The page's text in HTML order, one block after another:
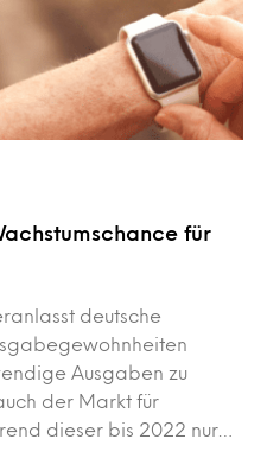
für
deutsche
Ausgaben zu
der Markt für
dieser bis 2022 nur…